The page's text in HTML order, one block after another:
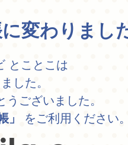
変わりまし
とことこは
した。
ございました。
」 をご利用ください